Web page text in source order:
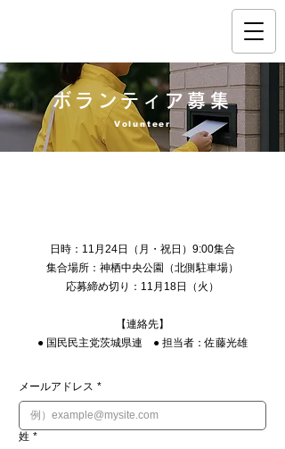
ボランティア募集
Volunteer
日時：11月24日（月・祝日）9:00集合
集合場所：神栖中央公園（北側駐車場）
応募締め切り：11月18日（火）
【連絡先】
● 国民民主党茨城県連 ● 担当者：佐藤光雄
メールアドレス *
姓 *